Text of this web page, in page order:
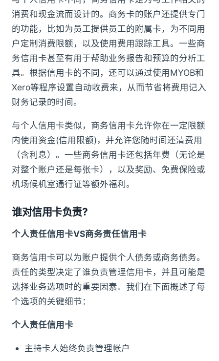
消费和现金流而设计的。商务卡的账户还提供专门
的功能，比如为员工提供员工的附属卡，为不同用
户定制消费限额，以及使用费用跟踪工具。一些商
务信用卡甚至有用于帮助业务报告和预算的分析工
具。根据信用卡的不同，还可以通过使用MYOB和
Xero等程序设置自动收费来，从而节省将费用记入
财务记录的时间。
与个人信用卡类似，商务信用卡允许你在一定限额
内使用资金(信用限额)，并允许您随时间还清费用
（含利息）。一些商务信用卡还包括年费（无论是
对整个账户还是每张卡），以及奖励、免费保险或
机场候机室通行证等额外福利。
谁对信用卡负责?
个人责任信用卡VS商务责任信用卡
商务信用卡可以为账户提供个人债务或商务债务。
责任的类型决定了谁负责管理信用卡，并且可能是
选择业务选项时的重要因素。我们在下面概述了每
个选项的关键细节：
个人责任信用卡
主持卡人始终负责管理帐户